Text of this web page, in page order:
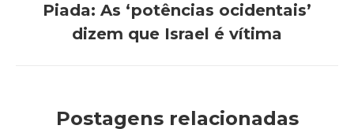
post:
Piada: As ‘potências ocidentais’
dizem que Israel é vítima
Postagens relacionadas